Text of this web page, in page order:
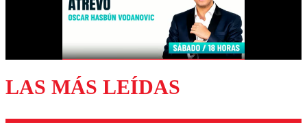
Enviar comentario
LAS MÁS LEÍDAS